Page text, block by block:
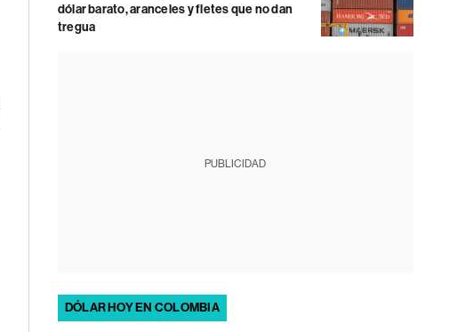
dólar barato, aranceles y fletes que no dan
tregua
PUBLICIDAD
DÓLAR HOY EN COLOMBIA